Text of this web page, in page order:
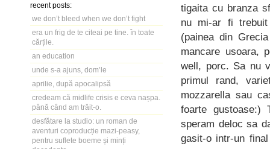
recent posts:
we don’t bleed when we don’t fight
era un frig de te citeai pe tine. în toate
cărțile.
an education
unde s-a ajuns, dom’le
aprilie, după apocalipsă
credeam că midlife crisis e ceva nașpa.
până când am trăit-o.
desfătare la studio: un roman de
aventuri coproducție mazi-peasy,
pentru suflete boeme și minți
tigaita cu branza
nu mi-ar fi
(painea din
mancare usoara,
well, porc. Sa nu
primul rand,
mozzarella sau
foarte gustoase:)
speram deloc sa
gasit-o intr-un